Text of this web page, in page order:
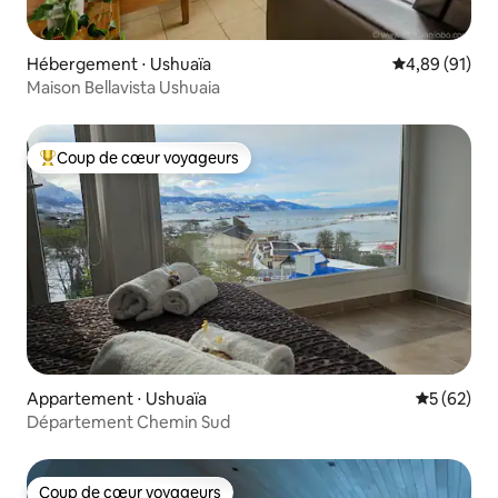
Hébergement ⋅ Ushuaïa Évaluation
4,89 (91)
Maison Bellavista Ushuaia
Coups de cœur voyageurs les plus appréciés
Coup de cœur voyageurs
Appartement ⋅ Ushuaïa
5 (62)
Département Chemin Sud
Coup de cœur voyageurs